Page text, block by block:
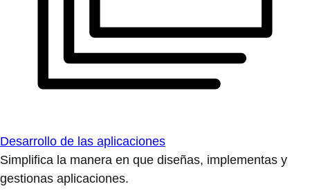
Desarrollo de las aplicaciones
Simplifica la manera en que diseñas, implementas y
gestionas aplicaciones.